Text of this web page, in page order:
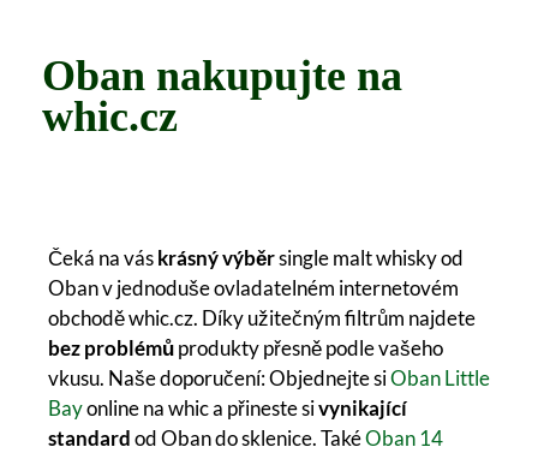
Oban nakupujte na
whic.cz
Čeká na váskrásný výběrsingle malt whisky od
Oban v jednoduše ovladatelném internetovém
obchodě whic.cz. Díky užitečným filtrům najdete
bez problémůprodukty přesně podle vašeho
vkusu. Naše doporučení: Objednejte siOban Little
Bayonline na whic a přineste sivynikající
standardod Oban do sklenice. TakéOban 14